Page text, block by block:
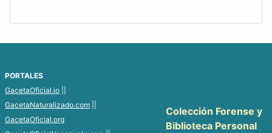
PORTALES
GacetaOficial.io
GacetaNaturalizado.com
GacetaOficial.org
Colección Forense y
Biblioteca Personal